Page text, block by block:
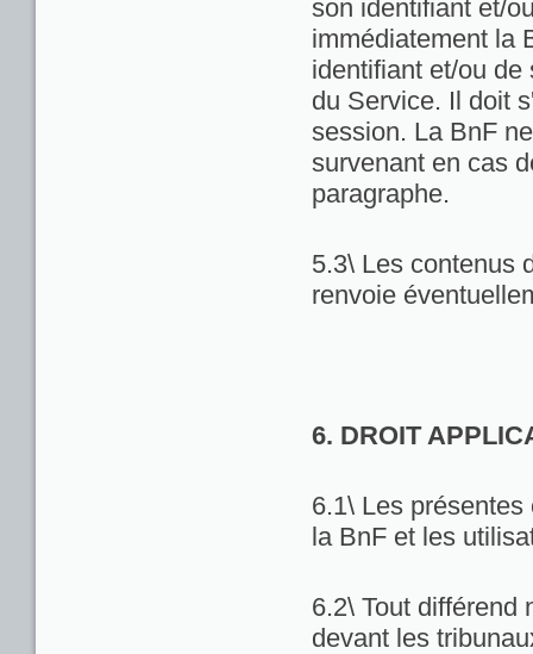
son identifiant et/
immédiatement la
identifiant et/ou
du Service. Il doit
session. La BnF
survenant en cas
paragraphe.
5.3\ Les contenus
renvoie
6. DROIT
6.1\ Les
la BnF et les
6.2\ Tout différend
devant les